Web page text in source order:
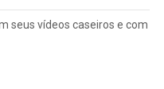
seus vídeos caseiros e com